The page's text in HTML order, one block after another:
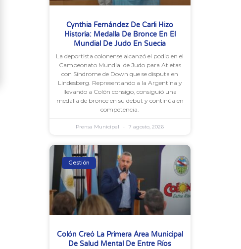
Cynthia Fernández De Carli Hizo
Historia: Medalla De Bronce En El
Mundial De Judo En Suecia
La deportista colonense alcanzó el podio en el
Campeonato Mundial de Judo para Atletas
con Síndrome de Down que se disputa en
Lindesberg. Representando a la Argentina y
llevando a Colón consigo, consiguió una
medalla de bronce en su debut y continúa en
competencia.
Prensa Municipal 7 agosto, 2026
Gestión
Colón Creó La Primera Área Municipal
De Salud Mental De Entre Ríos